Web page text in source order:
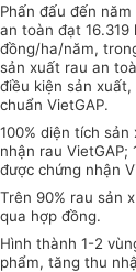
Phấn đấu đến
an toàn đạt
đồng/ha/năm,
sản xuất rau an
điều kiện sản xuất,
chuẩn VietGAP.
100% diện tích
nhận rau VietGAP;
được chứng nhận
Trên 90% rau sản
qua hợp đồng.
Hình thành 1-2
phẩm, tăng thu